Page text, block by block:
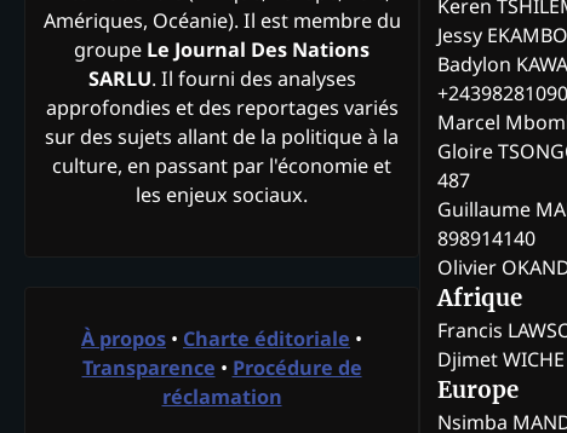
Amériques, Océanie). Il est membre du
groupe Le Journal Des Nations
SARLU. Il fourni des analyses
approfondies et des reportages variés
sur des sujets allant de la politique à la
culture, en passant par l'économie et
les enjeux sociaux.
À propos • Charte éditoriale •
Transparence • Procédure de
réclamation
Keren
Jessy
Badylon
Marcel
Gloire
487
Guillaume
898914140
Olivier
Afrique
Francis
Djimet WICHE
Europe
Nsimba